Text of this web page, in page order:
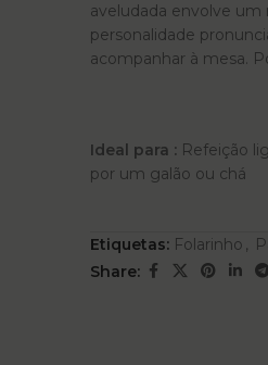
aveludada envolve
personalidade
acompanhar à mesa.
Ideal para : Refeição
por um galão ou chá
Etiquetas: Folarinho ,
Share: